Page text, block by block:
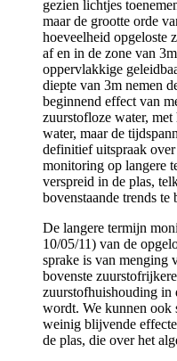
gezien lichtjes
maar de grootte orde
hoeveelheid opgeloste
af en in de zone van
oppervlakkige
diepte van 3m nemen
beginnend effect van
zuurstofloze water,
water, maar de
definitief uitspraak
monitoring op langere
verspreid in de plas,
bovenstaande trends
De langere termijn
10/05/11) van de
sprake is van menging
bovenste
zuurstofhuishouding in
wordt. We kunnen ook
weinig blijvende
de plas, die over het